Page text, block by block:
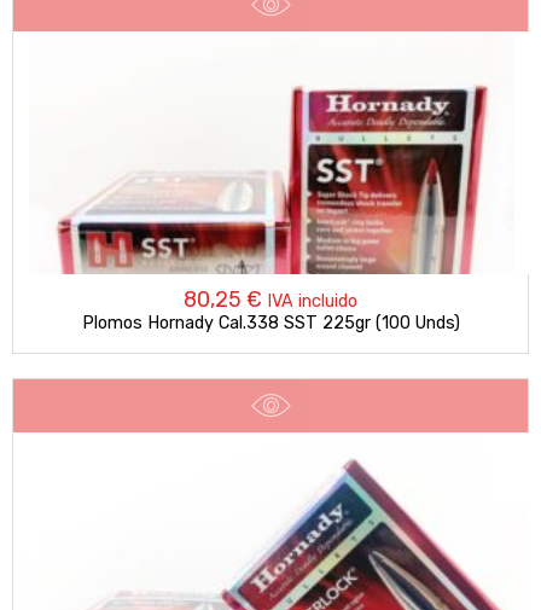
80,25 € IVA incluido
Plomos Hornady Cal.338 SST 225gr (100 Unds)